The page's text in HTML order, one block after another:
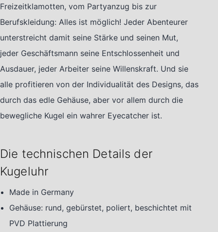
Freizeitklamotten, vom Partyanzug bis zur
Berufskleidung: Alles ist möglich! Jeder Abenteurer
unterstreicht damit seine Stärke und seinen Mut,
jeder Geschäftsmann seine Entschlossenheit und
Ausdauer, jeder Arbeiter seine Willenskraft. Und sie
alle profitieren von der Individualität des Designs, das
durch das edle Gehäuse, aber vor allem durch die
bewegliche Kugel ein wahrer Eyecatcher ist.
Die technischen Details der
Kugeluhr
Made in Germany
Gehäuse: rund, gebürstet, poliert, beschichtet mit
PVD Plattierung